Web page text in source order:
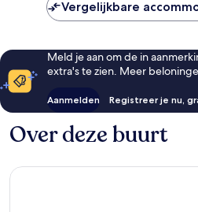
Vergelijkbare
Meld je aan om de in
extra's te zien. Meer
Aanmelden Registreer je nu,
Over deze buurt